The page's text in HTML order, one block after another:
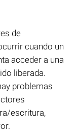
de
cuando un
acceder a una
liberada.
problemas
escritura,